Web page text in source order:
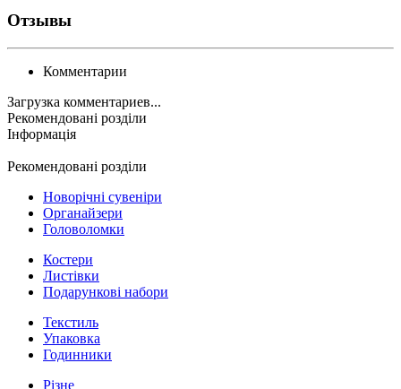
Отзывы
Комментарии
Загрузка комментариев...
Рекомендовані розділи
Інформація
Рекомендовані розділи
Новорічні сувеніри
Органайзери
Головоломки
Костери
Листівки
Подарункові набори
Текстиль
Упаковка
Годинники
Різне